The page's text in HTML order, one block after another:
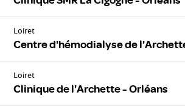
Loiret
Centre d'hémodialyse de
Loiret
Clinique de l'Archette - Orléans